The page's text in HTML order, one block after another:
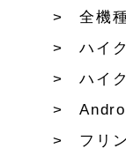
全機
ハイ
ハイ
フリ